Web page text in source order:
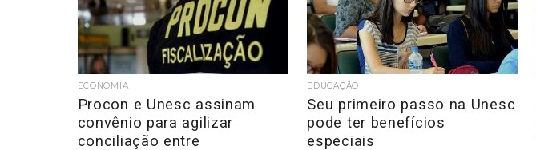
ECONOMIA
Procon e Unesc assinam
convênio para agilizar
conciliação entre
EDUCAÇÃO
Seu primeiro passo na Unesc
pode ter benefícios
especiais